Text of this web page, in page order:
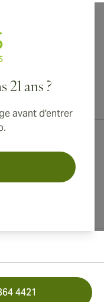
21 ans ?
avant d'entrer
le Royaume-Uni
4421